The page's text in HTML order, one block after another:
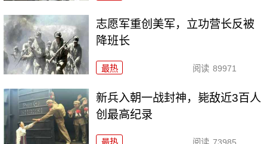
志愿军重创美军，立功营长反被
降班长
最热 阅读 89971
新兵入朝一战封神，毙敌近3百人
创最高纪录
最热 阅读 73985